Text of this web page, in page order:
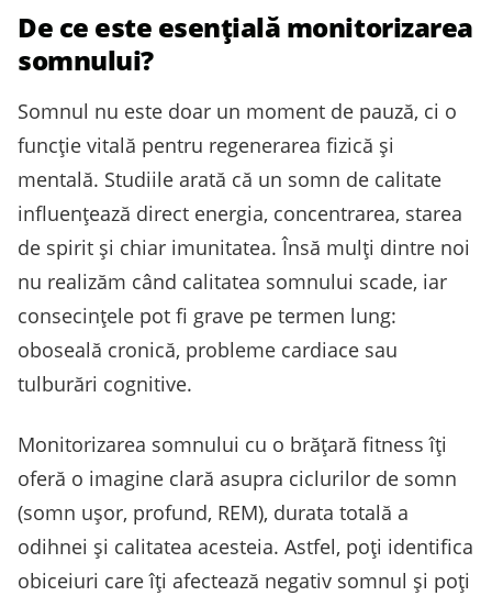
De ce este esențială monitorizarea
somnului?
Somnul nu este doar un moment de pauză, ci o
funcție vitală pentru regenerarea fizică și
mentală. Studiile arată că un somn de calitate
influențează direct energia, concentrarea, starea
de spirit și chiar imunitatea. Însă mulți dintre noi
nu realizăm când calitatea somnului scade, iar
consecințele pot fi grave pe termen lung:
oboseală cronică, probleme cardiace sau
tulburări cognitive.
Monitorizarea somnului cu o brățară fitness îți
oferă o imagine clară asupra ciclurilor de somn
(somn ușor, profund, REM), durata totală a
odihnei și calitatea acesteia. Astfel, poți identifica
obiceiuri care îți afectează negativ somnul și poți